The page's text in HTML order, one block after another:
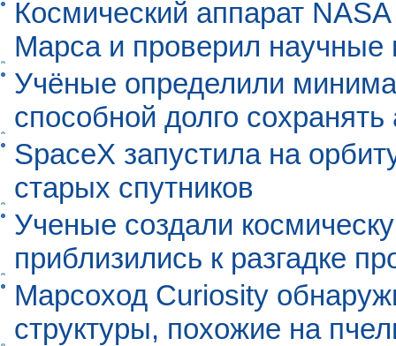
Космический аппарат
Марса и проверил научные
Учёные определили
способной долго
SpaceX запустила на
старых спутников
Ученые создали
приблизились к разгадке
Марсоход Curiosity
структуры, похожие на